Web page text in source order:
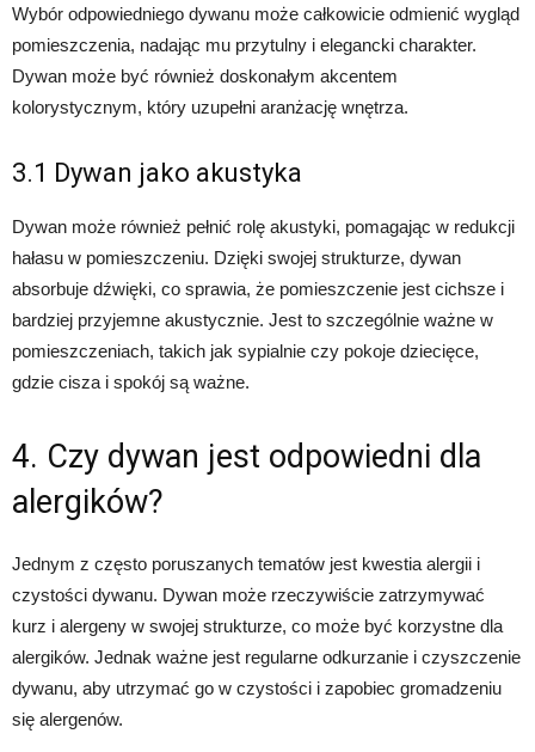
Wybór odpowiedniego dywanu może całkowicie odmienić wygląd
pomieszczenia, nadając mu przytulny i elegancki charakter.
Dywan może być również doskonałym akcentem
kolorystycznym, który uzupełni aranżację wnętrza.
3.1 Dywan jako akustyka
Dywan może również pełnić rolę akustyki, pomagając w redukcji
hałasu w pomieszczeniu. Dzięki swojej strukturze, dywan
absorbuje dźwięki, co sprawia, że pomieszczenie jest cichsze i
bardziej przyjemne akustycznie. Jest to szczególnie ważne w
pomieszczeniach, takich jak sypialnie czy pokoje dziecięce,
gdzie cisza i spokój są ważne.
4. Czy dywan jest odpowiedni dla
alergików?
Jednym z często poruszanych tematów jest kwestia alergii i
czystości dywanu. Dywan może rzeczywiście zatrzymywać
kurz i alergeny w swojej strukturze, co może być korzystne dla
alergików. Jednak ważne jest regularne odkurzanie i czyszczenie
dywanu, aby utrzymać go w czystości i zapobiec gromadzeniu
się alergenów.